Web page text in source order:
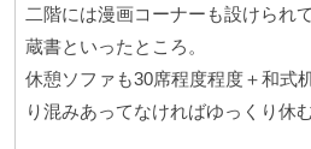
二階には漫画コーナーも設けられ
蔵書といったところ。
休憩ソファも30席程度程度＋和式
り混みあってなければゆっくり休